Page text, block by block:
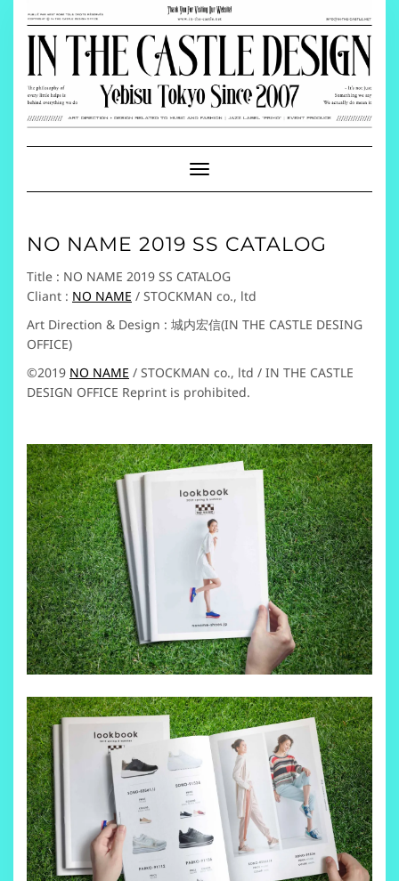
content
Toggle
Navigation
NO NAME 2019 SS CATALOG
Title : NO NAME 2019 SS CATALOG
Cliant : NO NAME / STOCKMAN co., ltd
Art Direction & Design : 城内宏信(IN THE CASTLE DESING
OFFICE)
©2019 NO NAME / STOCKMAN co., ltd / IN THE CASTLE
DESIGN OFFICE Reprint is prohibited.